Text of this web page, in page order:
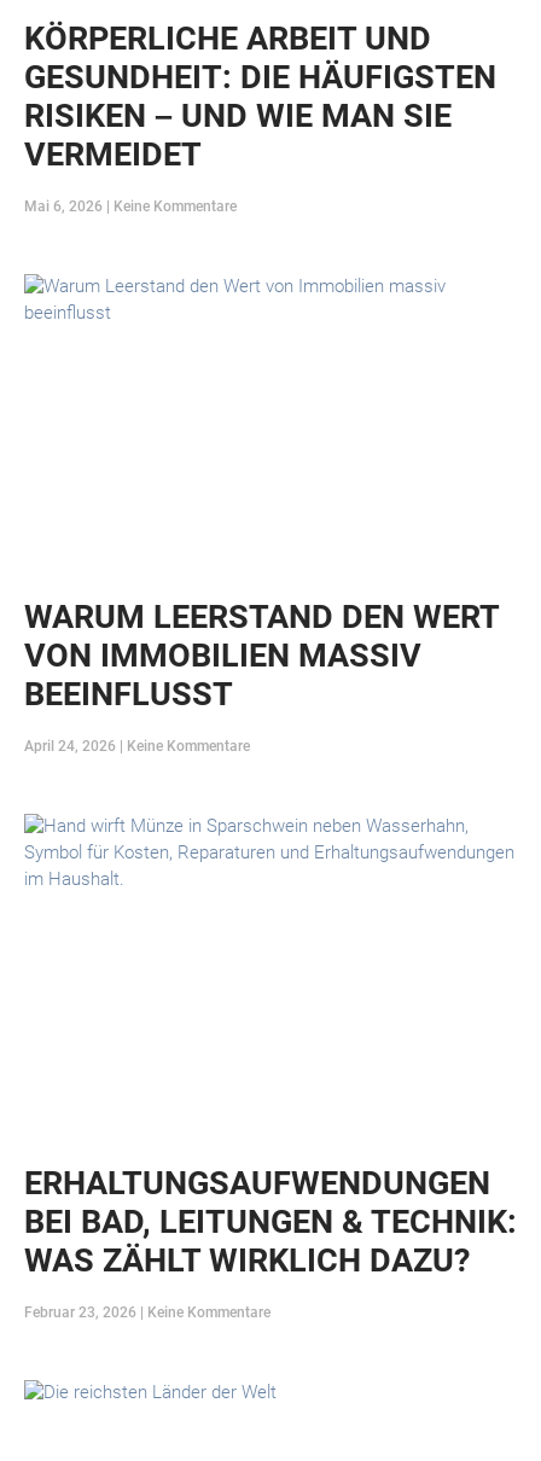
KÖRPERLICHE ARBEIT UND
GESUNDHEIT: DIE HÄUFIGSTEN
RISIKEN – UND WIE MAN SIE
VERMEIDET
Mai 6, 2026 Keine Kommentare
WARUM LEERSTAND DEN WERT
VON IMMOBILIEN MASSIV
BEEINFLUSST
April 24, 2026 Keine Kommentare
ERHALTUNGSAUFWENDUNGEN
BEI BAD, LEITUNGEN & TECHNIK:
WAS ZÄHLT WIRKLICH DAZU?
Februar 23, 2026 Keine Kommentare